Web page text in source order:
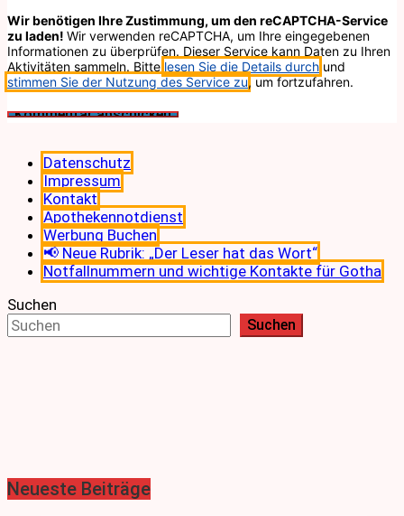
Wir benötigen Ihre Zustimmung, um den reCAPTCHA-Service
zu laden! Wir verwenden reCAPTCHA, um Ihre eingegebenen
Informationen zu überprüfen. Dieser Service kann Daten zu Ihren
Aktivitäten sammeln. Bitte lesen Sie die Details durch und
stimmen Sie der Nutzung des Service zu, um fortzufahren.
Datenschutz
Impressum
Kontakt
Apothekennotdienst
Werbung Buchen
📢 Neue Rubrik: „Der Leser hat das Wort“
Notfallnummern und wichtige Kontakte für Gotha
Suchen
Suchen
Neueste Beiträge